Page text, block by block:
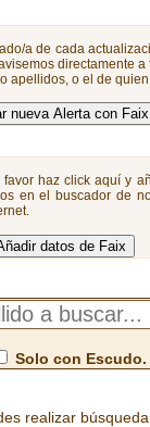
a de cada
directamente
apellidos, o el de
haz click aquí y
en el buscador de
Solo con Escudo.
realizar